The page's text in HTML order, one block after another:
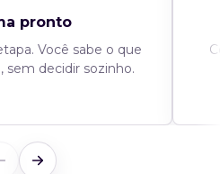
pronto
Você sabe o que
sem decidir sozinho.